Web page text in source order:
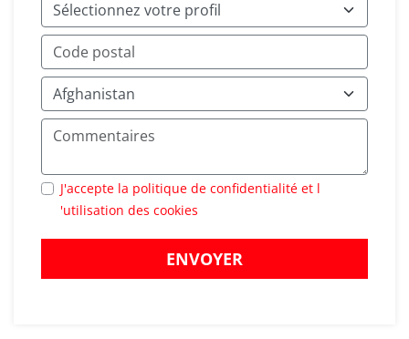
J'accepte la politique de confidentialité et l
'utilisation des cookies
ENVOYER